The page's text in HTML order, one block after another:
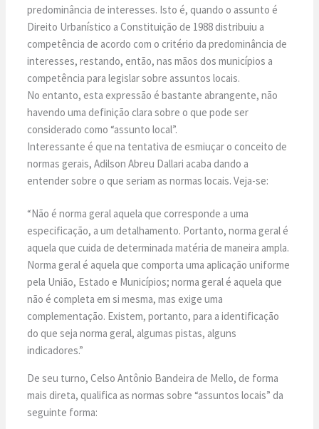
predominância de interesses. Isto é, quando o assunto é
Direito Urbanístico a Constituição de 1988 distribuiu a
competência de acordo com o critério da predominância de
interesses, restando, então, nas mãos dos municípios a
competência para legislar sobre assuntos locais.
No entanto, esta expressão é bastante abrangente, não
havendo uma definição clara sobre o que pode ser
considerado como “assunto local”.
Interessante é que na tentativa de esmiuçar o conceito de
normas gerais, Adilson Abreu Dallari acaba dando a
entender sobre o que seriam as normas locais. Veja-se:
“Não é norma geral aquela que corresponde a uma
especificação, a um detalhamento. Portanto, norma geral é
aquela que cuida de determinada matéria de maneira ampla.
Norma geral é aquela que comporta uma aplicação uniforme
pela União, Estado e Municípios; norma geral é aquela que
não é completa em si mesma, mas exige uma
complementação. Existem, portanto, para a identificação
do que seja norma geral, algumas pistas, alguns
indicadores.”
De seu turno, Celso Antônio Bandeira de Mello, de forma
mais direta, qualifica as normas sobre “assuntos locais” da
seguinte forma: